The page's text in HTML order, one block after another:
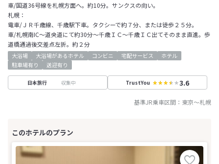
車/国道36号線を札幌方面へ。約10分。サンクスの向い。
札幌：
電車/ＪＲ千歳線、千歳駅下車。タクシーで約７分、または徒歩２５分。
車/札幌南IC～道央道にて約30分～千歳ＩＣ～千歳ＩＣ出てそのまま直進。歩
道橋通過後交差点左折。約２分
大浴場 大浴場があるホテル コンビニ 宅配サービス
ホテル
駐車場有り
送迎有り
日本旅行 収集中 TrustYou 3.6
基準JR乗車区間： 東京～札幌